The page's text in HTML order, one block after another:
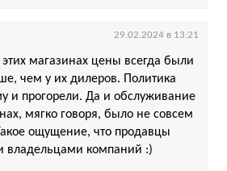
магазинах цены всегда были
чем у их дилеров. Политика
и прогорели. Да и обслуживание
мягко говоря, было не совсем
ощущение, что продавцы
владельцами компаний :)
29.02.2024 в 13:21